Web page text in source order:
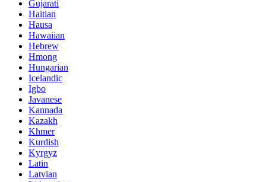
Gujarati
Haitian
Hausa
Hawaiian
Hebrew
Hmong
Hungarian
Icelandic
Igbo
Javanese
Kannada
Kazakh
Khmer
Kurdish
Kyrgyz
Latin
Latvian